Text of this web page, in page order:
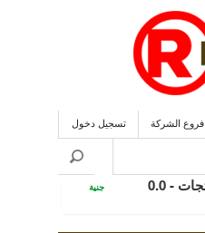
فروع الشركة تسجيل دخول
جنية